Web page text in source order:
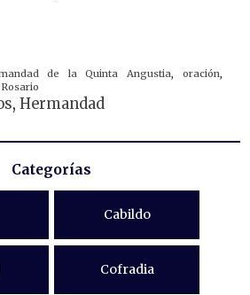
de la Quinta Angustia oración
,Hermandad
Categorías
Cabildo
Cofradia